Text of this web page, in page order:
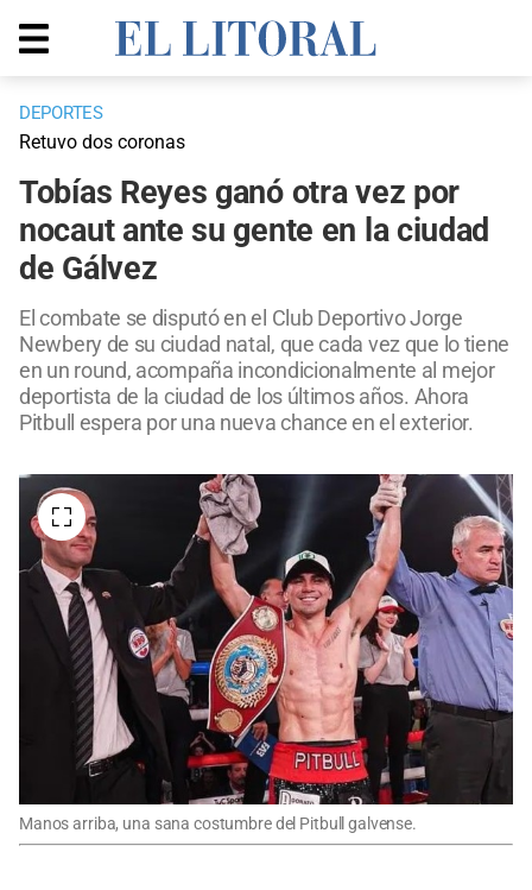
DEPORTES
Retuvo dos coronas
Tobías Reyes ganó otra vez por
nocaut ante su gente en la ciudad
de Gálvez
El combate se disputó en el Club Deportivo Jorge
Newbery de su ciudad natal, que cada vez que lo tiene
en un round, acompaña incondicionalmente al mejor
deportista de la ciudad de los últimos años. Ahora
Pitbull espera por una nueva chance en el exterior.
Manos arriba, una sana costumbre del Pitbull galvense.